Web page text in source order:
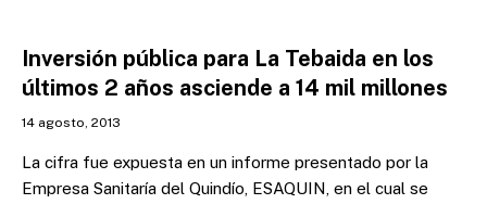
Inversión pública para La Tebaida en los
últimos 2 años asciende a 14 mil millones
14 agosto, 2013
La cifra fue expuesta en un informe presentado por la
Empresa Sanitaría del Quindío, ESAQUIN, en el cual se